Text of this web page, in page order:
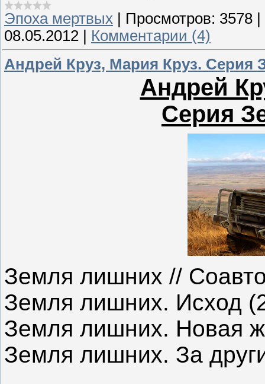
Эпоха мертвых
Просмотров: 3578
08.05.2012
Комментарии (4)
Андрей Круз, Мария Круз. Серия
Андрей
Серия
Земля лишних //
Земля лишних. Исход
Земля лишних. Новая
Земля лишних. За